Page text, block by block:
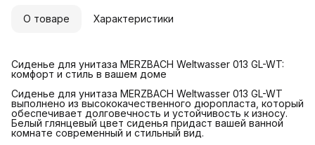
О товаре Характеристики
Сиденье для унитаза MERZBACH Weltwasser 013 GL-WT:
комфорт и стиль в вашем доме
Сиденье для унитаза MERZBACH Weltwasser 013 GL-WT
выполнено из высококачественного дюропласта, который
обеспечивает долговечность и устойчивость к износу.
Белый глянцевый цвет сиденья придаст вашей ванной
комнате современный и стильный вид.